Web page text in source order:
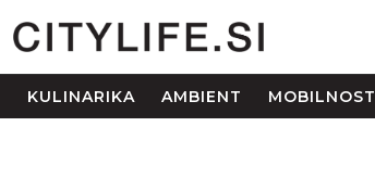
KULINARIKA AMBIENT MOBILNOST